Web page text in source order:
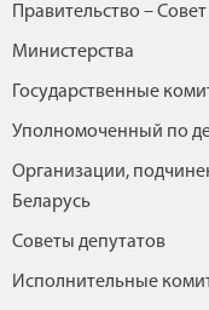
Правительство –
Министерства
Государственные
Уполномоченный по
Организации,
Беларусь
Советы депутатов
Исполнительные